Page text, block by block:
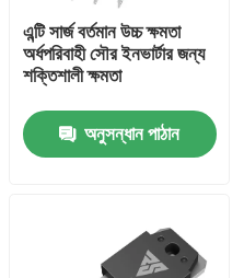
এন্টি সার্জ বর্তমান উচ্চ ক্ষমতা
অর্ধপরিবাহী সৌর ইনভার্টার জন্য
শক্তিশালী ক্ষমতা
অনুসন্ধান পাঠান